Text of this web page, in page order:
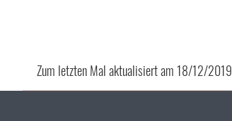
Zum letzten Mal aktualisiert am18/12/2019